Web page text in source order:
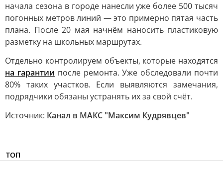
начала сезона в городе нанесли уже более 500 тысяч
погонных метров линий — это примерно пятая часть
плана. После 20 мая начнём наносить пластиковую
разметку на школьных маршрутах.
Отдельно контролируем объекты, которые находятся
на гарантии после ремонта. Уже обследовали почти
80% таких участков. Если выявляются замечания,
подрядчики обязаны устранять их за свой счёт.
Источник: Канал в МАКС "Максим Кудрявцев"
ТОП